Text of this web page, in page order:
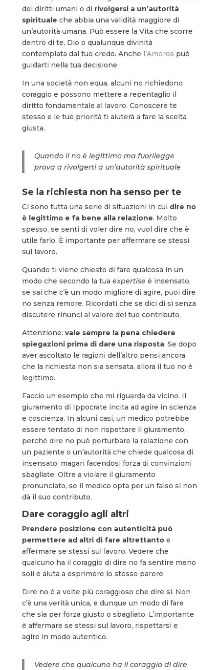
dei diritti umani o di rivolgersi a un’autorità
spirituale che abbia una validità maggiore di
un’autorità umana. Può essere la Vita che scorre
dentro di te, Dio o qualunque divinità
contemplata dal tuo credo. Anche l’Amoros può
guidarti nella tua decisione.
In una società non equa, alcuni no richiedono
coraggio e possono mettere a repentaglio il
diritto fondamentale al lavoro. Conoscere te
stesso e le tue priorità ti aiuterà a fare la scelta
giusta.
Quando il no è legittimo ma fuorilegge
prova a rivolgerti a un’autorità spirituale
Se la richiesta non ha senso per te
Ci sono tutta una serie di situazioni in cui dire no
è legittimo e fa bene alla relazione. Molto
spesso, se senti di voler dire no, vuol dire che è
utile farlo. È importante per affermare se stessi
sul lavoro.
Quando ti viene chiesto di fare qualcosa in un
modo che secondo la tua expertise è insensato,
se sai che c’è un modo migliore di agire, puoi dire
no senza remore. Ricordati che se dici di sì senza
discutere rinunci al valore del tuo contributo.
Attenzione: vale sempre la pena chiedere
spiegazioni prima di dare una risposta. Se dopo
aver ascoltato le ragioni dell’altro pensi ancora
che la richiesta non sia sensata, allora il tuo no è
legittimo.
Faccio un esempio che mi riguarda da vicino. Il
giuramento di Ippocrate incita ad agire in scienza
e coscienza. In alcuni casi, un medico potrebbe
essere tentato di non rispettare il giuramento,
perché dire no può perturbare la relazione con
un paziente o un’autorità che chiede qualcosa di
insensato, magari facendosi forza di convinzioni
sbagliate. Oltre a violare il giuramento
pronunciato, se il medico opta per un falso sì non
dà il suo contributo.
Dare coraggio agli altri
Prendere posizione con autenticità può
permettere ad altri di fare altrettanto e
affermare se stessi sul lavoro. Vedere che
qualcuno ha il coraggio di dire no fa sentire meno
soli e aiuta a esprimere lo stesso parere.
Dire no è a volte più coraggioso che dire sì. Non
c’è una verità unica, e dunque un modo di fare
che sia per forza giusto o sbagliato. L’importante
è affermare se stessi sul lavoro, rispettarsi e
agire in modo autentico.
Vedere che qualcuno ha il coraggio di dire